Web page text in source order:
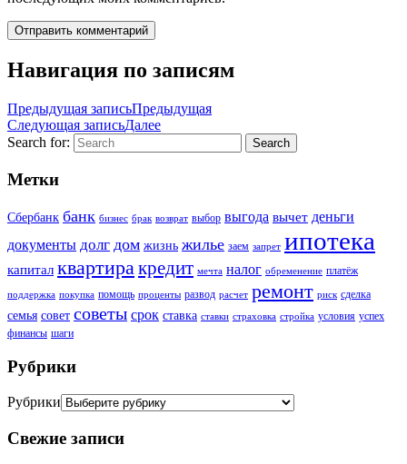
Навигация по записям
Предыдущая записьПредыдущая
Следующая записьДалее
Search for:
Search
Метки
Сбербанк банк бизнес брак возврат выбор выгода вычет деньги
документы долг дом жизнь жилье заем запрет ипотека
капитал квартира кредит мечта налог обременение платёж
поддержка покупка помощь проценты развод расчет ремонт риск сделка
семья совет советы срок ставка ставки страховка стройка условия успех
финансы шаги
Рубрики
Рубрики
Свежие записи